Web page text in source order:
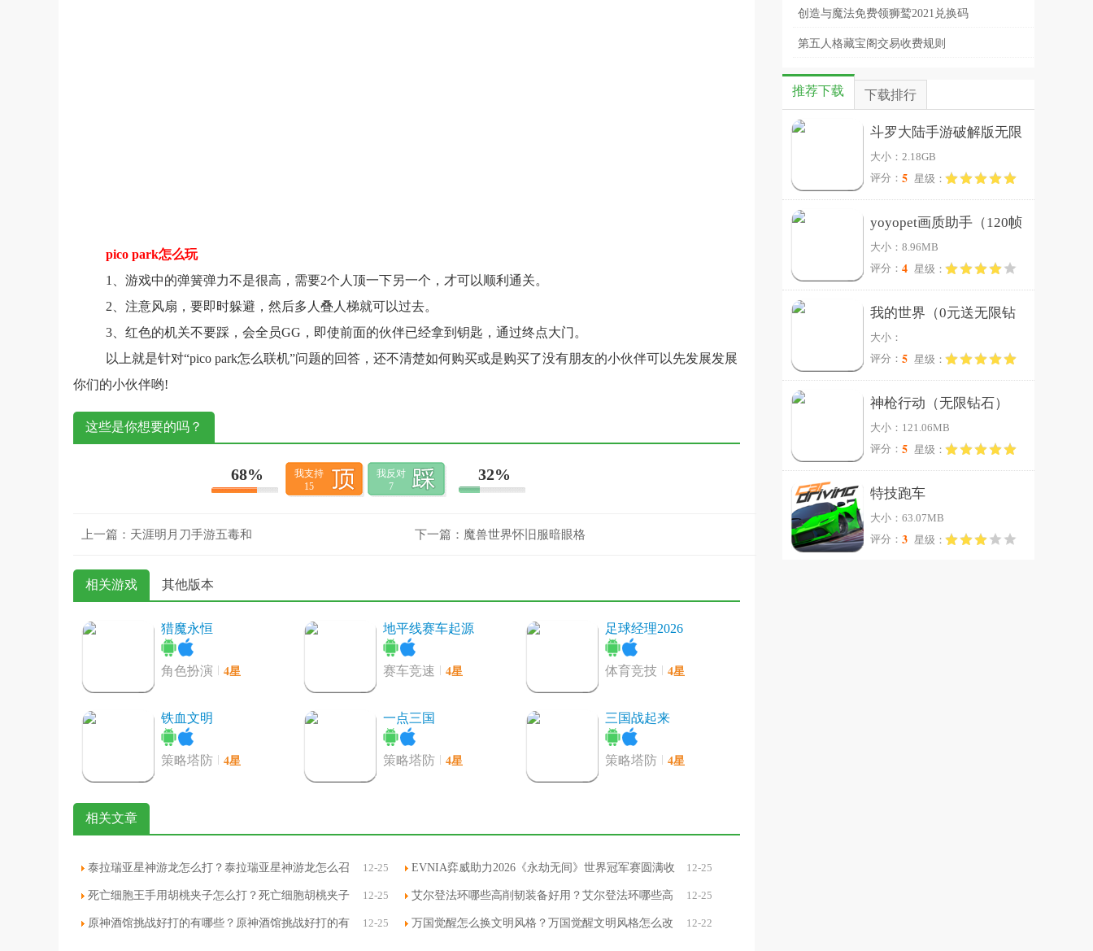
pico park怎么玩
1、游戏中的弹簧弹力不是很高，需要2个人顶一下另一个，才可以顺利通关。
2、注意风扇，要即时躲避，然后多人叠人梯就可以过去。
3、红色的机关不要踩，会全员GG，即使前面的伙伴已经拿到钥匙，通过终点大门。
以上就是针对“pico park怎么联机”问题的回答，还不清楚如何购买或是购买了没有朋友的小伙伴可以先发展发展
你们的小伙伴哟!
这些是你想要的吗？
68%
我支持
15
32%
我反对
7
上一篇： 天涯明月刀手游五毒和 下一篇： 魔兽世界怀旧服暗眼格
相关游戏 其他版本
猎魔永恒
角色扮演 4星
地平线赛车起源
赛车竞速 4星
足球经理2026
体育竞技 4星
铁血文明
策略塔防 4星
一点三国
策略塔防 4星
三国战起来
策略塔防 4星
好大的泡泡ios版 摔跤战斗革命3D ios版 Fish Trip苹果版
相关文章
泰拉瑞亚星神游龙怎么打？泰拉瑞亚星神游龙怎么召
唤
12-25
EVNIA弈威助力2026《永劫无间》世界冠军赛圆满收
官-EVNIA弈威助力2026的最新相关信息
12-25
死亡细胞王手用胡桃夹子怎么打？死亡细胞胡桃夹子
属性
12-25
艾尔登法环哪些高削韧装备好用？艾尔登法环哪些高
削韧装备好用一点
12-25
原神酒馆挑战好打的有哪些？原神酒馆挑战好打的有
12-25 万国觉醒怎么换文明风格？万国觉醒文明风格怎么改 12-22
创造与魔法免费领狮鹫2021兑换码
第五人格藏宝阁交易收费规则
推荐下载 下载排行
斗罗大陆手游破解版无限
钻石
大小：2.18GB
评分： 5 星级：
yoyopet画质助手（120帧
超高清）
大小：8.96MB
评分： 4 星级：
我的世界（0元送无限钻
石）
大小：
评分： 5 星级：
神枪行动（无限钻石）
大小：121.06MB
评分： 5 星级：
特技跑车
大小：63.07MB
评分： 3 星级：